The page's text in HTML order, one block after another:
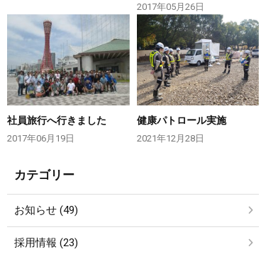
2017年05月26日
社員旅行へ行きました
2017年06月19日
健康パトロール実施
2021年12月28日
カテゴリー
お知らせ (49)
採用情報 (23)